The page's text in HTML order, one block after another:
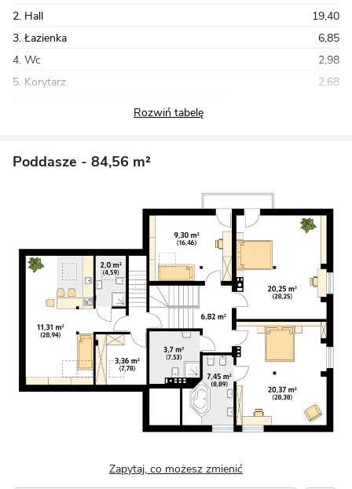
2. Hall
19,40
3. Łazienka
6,85
4. Wc
2,98
5. Korytarz
2,68
Poddasze - 84,56 m²
Zapytaj, co możesz zmienić